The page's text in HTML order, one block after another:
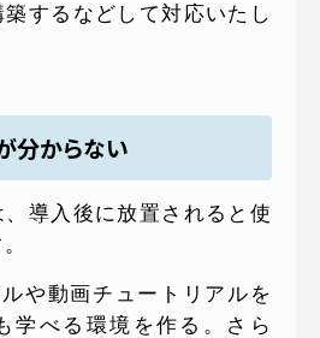
するなどして対応いたし
分からない
導入後に放置されると使
や動画チュートリアルを
学べる環境を作る。さら